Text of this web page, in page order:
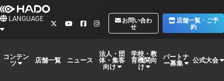
LANGUAGE
お問い合わ
せ
店舗一覧・ご予
約
コンテン
ツ 店舗一覧 ニュース
法人・団
体・集客
向け
学校・教
育機関向
け
パートナ
ー募集 公式大会